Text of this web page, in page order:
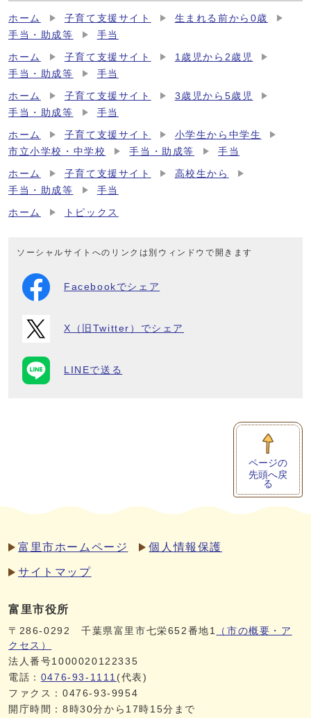
ホーム 子育て支援サイト
生まれる前から0歳
手当・助成等
手当
ホーム 子育て支援サイト
1歳児から2歳児
手当・助成等
手当
ホーム 子育て支援サイト
3歳児から5歳児
手当・助成等
手当
ホーム 子育て支援サイト
小学生から中学生
市立小学校・中学校
手当・助成等 手当
ホーム 子育て支援サイト
高校生から
手当・助成等
手当
ホーム トピックス
ソーシャルサイトへのリンクは別ウィンドウで開きます
Facebookでシェア
X（旧Twitter）でシェア
LINEで送る
ページの
先頭へ戻
る
富里市ホームページ 個人情報保護
サイトマップ
富里市役所
〒286-0292 千葉県富里市七栄652番地1
（市の概要・ア
クセス）
法人番号1000020122335
電話： 0476-93-1111 (代表)
ファクス：0476-93-9954
開庁時間：8時30分から17時15分まで